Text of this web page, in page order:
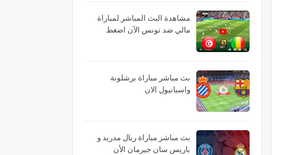
مشاهدة البث المباشر لمباراة
مالي ضد تونس الآن اضغط
بث مباشر مباراة برشلونة
واسبانيول الان
بث مباشر مباراة ريال مدريد و
باريس سان جيرمان الأن